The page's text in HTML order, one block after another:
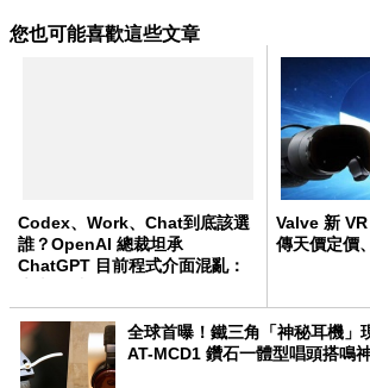
您也可能喜歡這些文章
Codex、Work、Chat到底該選
誰？OpenAI 總裁坦承
ChatGPT 目前程式介面混亂：
Valve 新
傳天價定價
全球首曝！鐵三角「神秘耳機」
AT-MCD1 鑽石一體型唱頭搭鳴